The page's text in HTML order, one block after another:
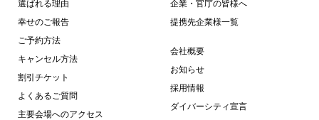
選ばれる理由
幸せのご報告
ご予約方法
キャンセル方法
割引チケット
よくあるご質問
主要会場へのアクセス
企業・官庁の皆様へ
提携先企業様一覧
会社概要
お知らせ
採用情報
ダイバーシティ宣言